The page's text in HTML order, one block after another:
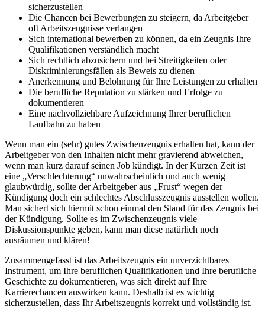
sicherzustellen
Die Chancen bei Bewerbungen zu steigern, da Arbeitgeber
oft Arbeitszeugnisse verlangen
Sich international bewerben zu können, da ein Zeugnis Ihre
Qualifikationen verständlich macht
Sich rechtlich abzusichern und bei Streitigkeiten oder
Diskriminierungsfällen als Beweis zu dienen
Anerkennung und Belohnung für Ihre Leistungen zu erhalten
Die berufliche Reputation zu stärken und Erfolge zu
dokumentieren
Eine nachvollziehbare Aufzeichnung Ihrer beruflichen
Laufbahn zu haben
Wenn man ein (sehr) gutes Zwischenzeugnis erhalten hat, kann der
Arbeitgeber von den Inhalten nicht mehr gravierend abweichen,
wenn man kurz darauf seinen Job kündigt. In der Kurzen Zeit ist
eine „Verschlechterung“ unwahrscheinlich und auch wenig
glaubwürdig, sollte der Arbeitgeber aus „Frust“ wegen der
Kündigung doch ein schlechtes Abschlusszeugnis ausstellen wollen.
Man sichert sich hiermit schon einmal den Stand für das Zeugnis bei
der Kündigung. Sollte es im Zwischenzeugnis viele
Diskussionspunkte geben, kann man diese natürlich noch
ausräumen und klären!
Zusammengefasst ist das Arbeitszeugnis ein unverzichtbares
Instrument, um Ihre beruflichen Qualifikationen und Ihre berufliche
Geschichte zu dokumentieren, was sich direkt auf Ihre
Karrierechancen auswirken kann. Deshalb ist es wichtig
sicherzustellen, dass Ihr Arbeitszeugnis korrekt und vollständig ist.